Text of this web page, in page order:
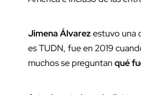
Jimena Álvarezestuvo una
es TUDN, fue en 2019
muchos se preguntan qué